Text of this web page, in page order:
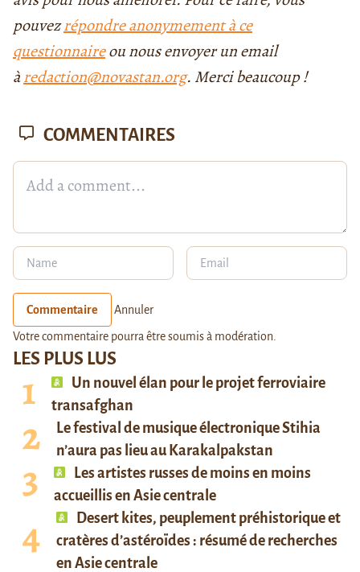
pouvezrépondre anonymement à ce
questionnaireou nous envoyer un email
àredaction@novastan.org. Merci beaucoup !
LES PLUS LUS
Un nouvel élan pour le projet ferroviaire
transafghan
Le festival de musique électronique Stihia
n’aura pas lieu au Karakalpakstan
Les artistes russes de moins en moins
accueillis en Asie centrale
Desert kites, peuplement préhistorique et
cratères d’astéroïdes : résumé de recherches
en Asie centrale
COMMENTAIRES
Commentaire Annuler
Votre commentaire pourra être soumis à modération.